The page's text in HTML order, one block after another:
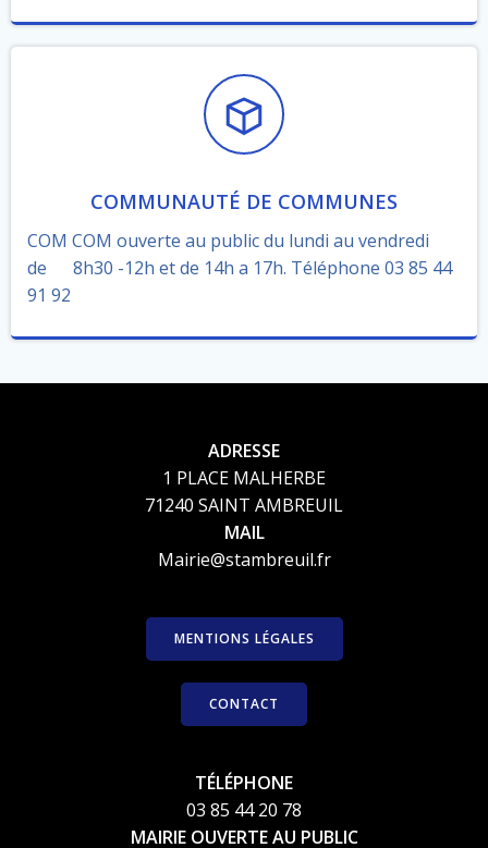
COMMUNAUTÉ DE COMMUNES
COM COM ouverte au public du lundi au vendredi
de 8h30 -12h et de 14h a 17h. Téléphone 03 85 44
91 92
ADRESSE
1 PLACE MALHERBE
71240 SAINT AMBREUIL
MAIL
Mairie@stambreuil.fr
MENTIONS LÉGALES
CONTACT
TÉLÉPHONE
03 85 44 20 78
MAIRIE OUVERTE AU PUBLIC